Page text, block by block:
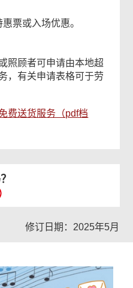
票或入场优惠。
照顾者可申请由本地超
，有关申请表格可于劳
费送货服务（pdf档
修订日期：2025年5月